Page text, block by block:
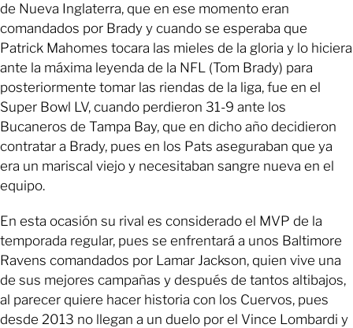
de Nueva Inglaterra, que en ese momento eran
comandados por Brady y cuando se esperaba que
Patrick Mahomes tocara las mieles de la gloria y lo hiciera
ante la máxima leyenda de la NFL (Tom Brady) para
posteriormente tomar las riendas de la liga, fue en el
Super Bowl LV, cuando perdieron 31-9 ante los
Bucaneros de Tampa Bay, que en dicho año decidieron
contratar a Brady, pues en los Pats aseguraban que ya
era un mariscal viejo y necesitaban sangre nueva en el
equipo.
En esta ocasión su rival es considerado el MVP de la
temporada regular, pues se enfrentará a unos Baltimore
Ravens comandados por Lamar Jackson, quien vive una
de sus mejores campañas y después de tantos altibajos,
al parecer quiere hacer historia con los Cuervos, pues
desde 2013 no llegan a un duelo por el Vince Lombardi y